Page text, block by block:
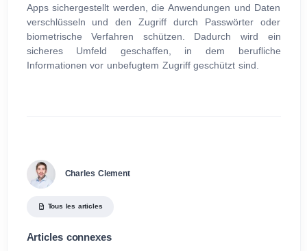
Apps sichergestellt werden, die Anwendungen und Daten
verschlüsseln und den Zugriff durch Passwörter oder
biometrische Verfahren schützen. Dadurch wird ein
sicheres Umfeld geschaffen, in dem berufliche
Informationen vor unbefugtem Zugriff geschützt sind.
Charles Clement
Tous les articles
Articles connexes